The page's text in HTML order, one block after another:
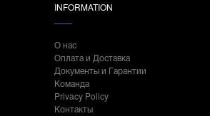
INFORMATION
О нас
Оплата и Доставка
Документы и Гарантии
Команда
Privacy Policy
Контакты